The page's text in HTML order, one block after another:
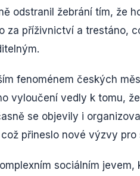
odstranil žebrání tím, že
za příživnictví a trestáno,
fenoménem českých
vyloučení vedly k tomu,
se objevily i
přineslo nové výzvy
sociálním